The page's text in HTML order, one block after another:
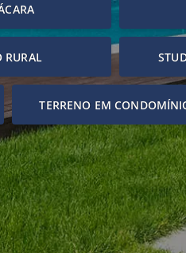
RURAL
TERRENO EM